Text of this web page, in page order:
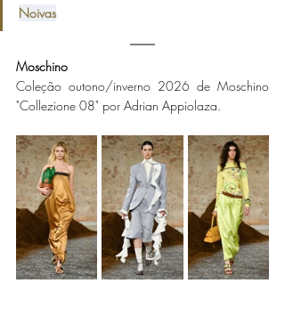
Noivas
Moschino
Coleção outono/inverno 2026 de Moschino
"Collezione 08" por Adrian Appiolaza.